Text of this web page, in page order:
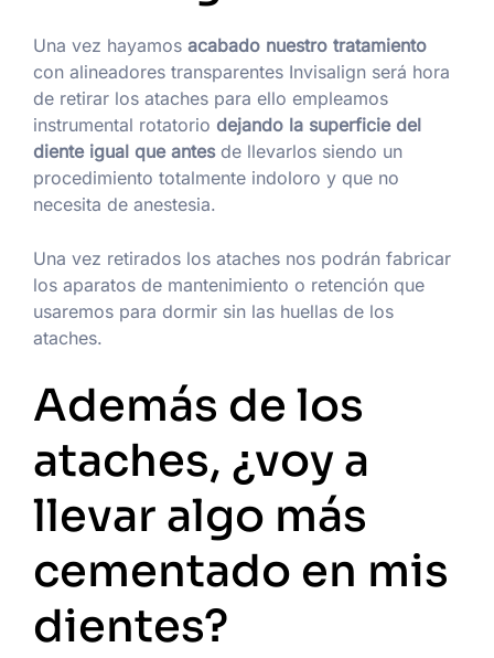
Una vez hayamos acabado nuestro tratamiento
con alineadores transparentes Invisalign será hora
de retirar los ataches para ello empleamos
instrumental rotatorio dejando la superficie del
diente igual que antesde llevarlos siendo un
procedimiento totalmente indoloro y que no
necesita de anestesia.
Una vez retirados los ataches nos podrán fabricar
los aparatos de mantenimiento o retención que
usaremos para dormir sin las huellas de los
ataches.
Además de los
ataches, ¿voy a
llevar algo más
cementado en mis
dientes?